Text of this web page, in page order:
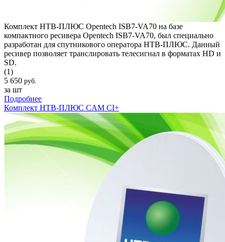
Комплект НТВ-ПЛЮС Opentech ISB7-VA70 на базе
компактного ресивера Opentech ISB7-VA70, был специально
разработан для спутникового оператора НТВ-ПЛЮС. Данный
ресивер позволяет транслировать телесигнал в форматах HD и
SD.
(1)
5 650 руб.
за шт
Подробнее
Комплект НТВ-ПЛЮС CAM CI+